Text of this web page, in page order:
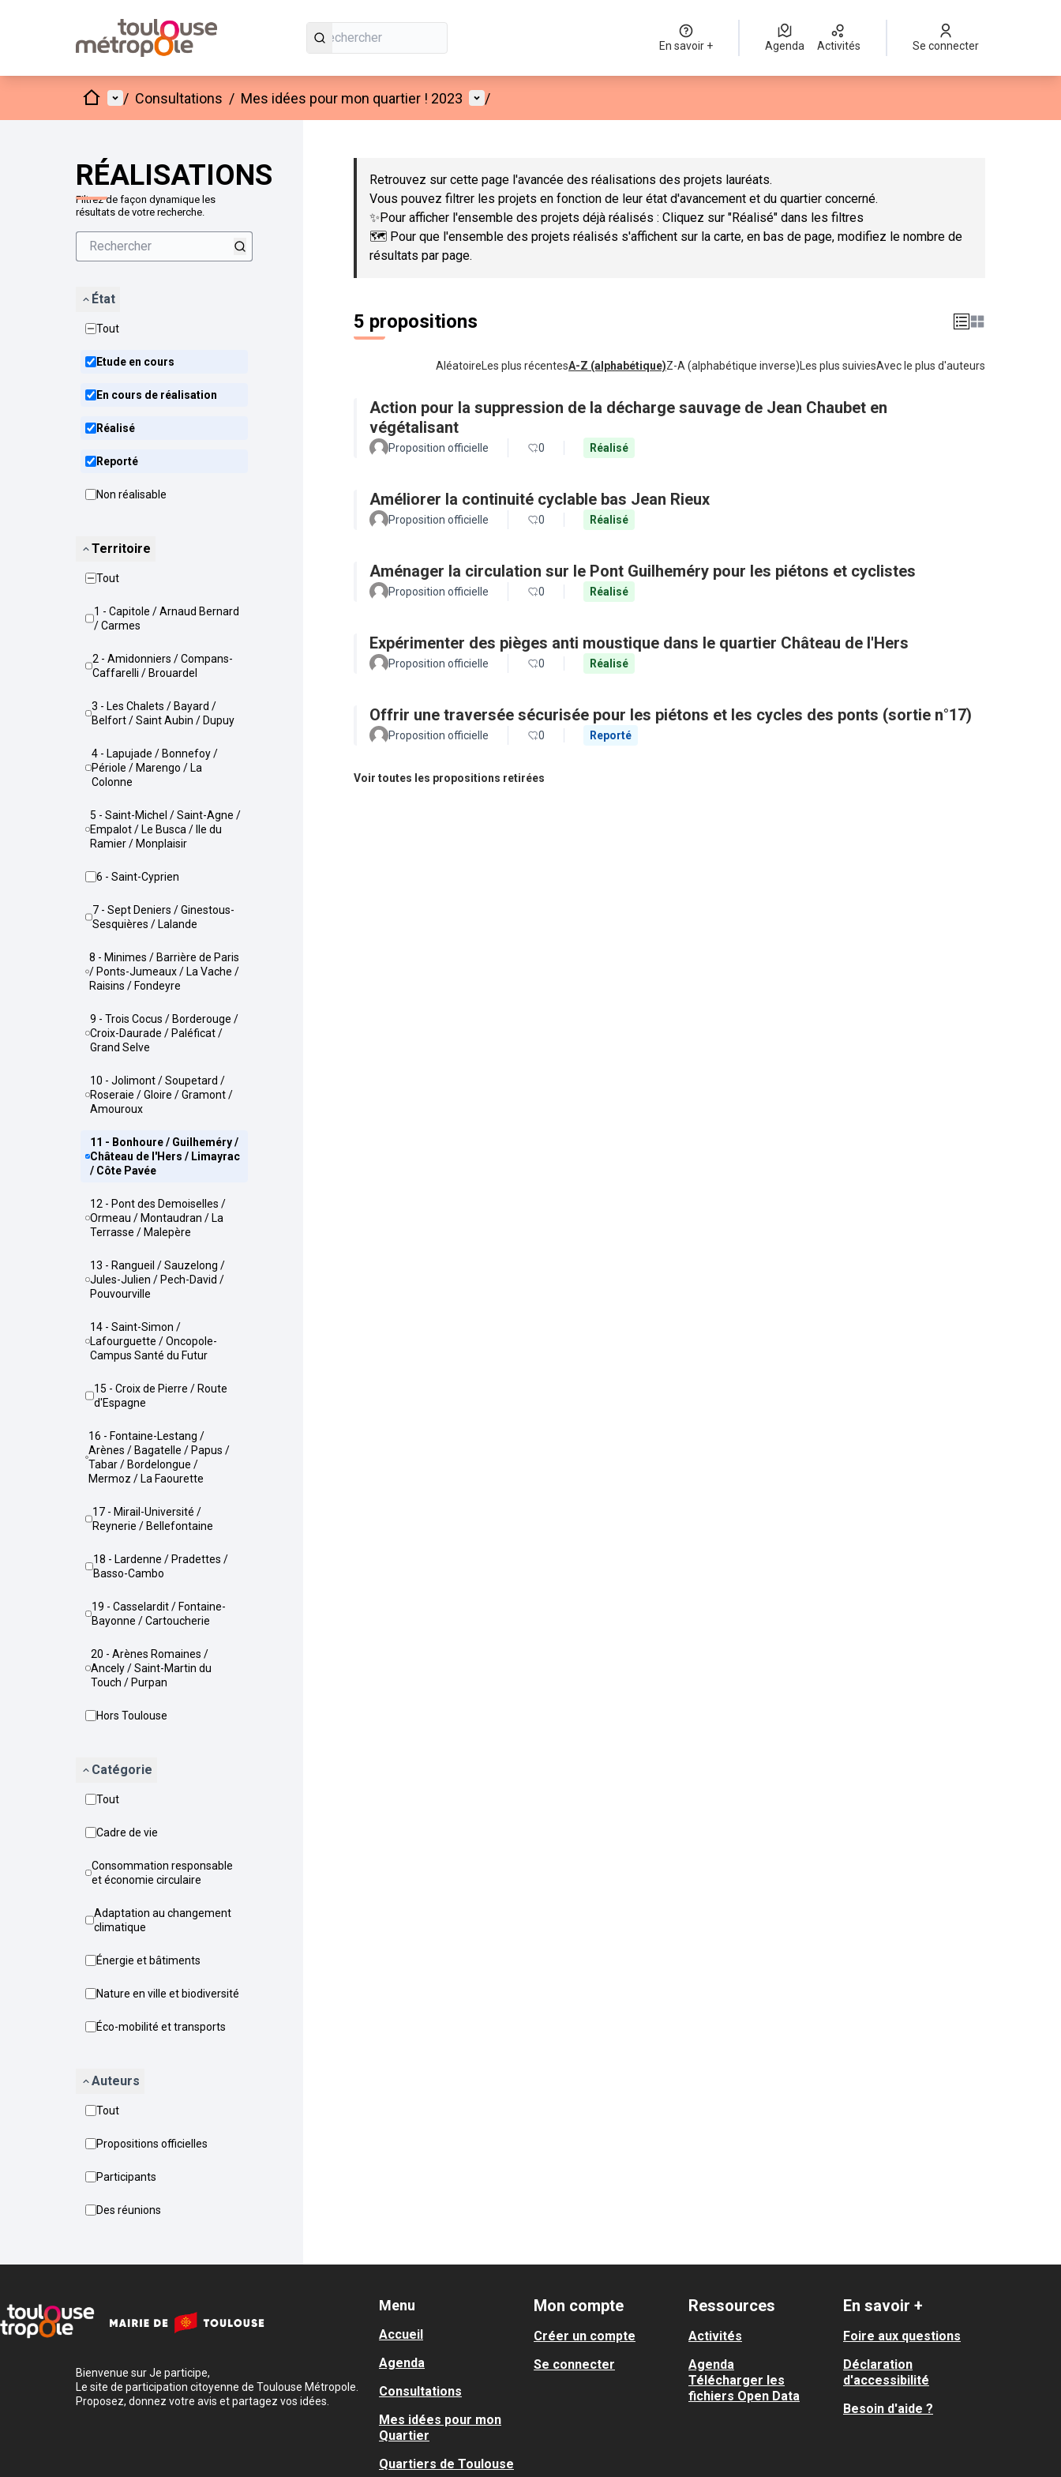
En savoir + Agenda Activités Se connecter
AccueilMenu principal
/ Consultations / Mes idées pour mon quartier ! 2023 Menu utilisateur
/
RÉALISATIONS
Filtrez de façon dynamique les
résultats de votre recherche.
État
Tout
Etude en cours
En cours de réalisation
Réalisé
Reporté
Non réalisable
Territoire
Tout
1 - Capitole / Arnaud Bernard
/ Carmes
2 - Amidonniers / Compans-
Caffarelli / Brouardel
3 - Les Chalets / Bayard /
Belfort / Saint Aubin / Dupuy
4 - Lapujade / Bonnefoy /
Périole / Marengo / La
Colonne
5 - Saint-Michel / Saint-Agne /
Empalot / Le Busca / Ile du
Ramier / Monplaisir
6 - Saint-Cyprien
7 - Sept Deniers / Ginestous-
Sesquières / Lalande
8 - Minimes / Barrière de Paris
/ Ponts-Jumeaux / La Vache /
Raisins / Fondeyre
9 - Trois Cocus / Borderouge /
Croix-Daurade / Paléficat /
Grand Selve
10 - Jolimont / Soupetard /
Roseraie / Gloire / Gramont /
Amouroux
11 - Bonhoure / Guilheméry /
Château de l'Hers / Limayrac
/ Côte Pavée
12 - Pont des Demoiselles /
Ormeau / Montaudran / La
Terrasse / Malepère
13 - Rangueil / Sauzelong /
Jules-Julien / Pech-David /
Pouvourville
14 - Saint-Simon /
Lafourguette / Oncopole-
Campus Santé du Futur
15 - Croix de Pierre / Route
d'Espagne
16 - Fontaine-Lestang /
Arènes / Bagatelle / Papus /
Tabar / Bordelongue /
Mermoz / La Faourette
17 - Mirail-Université /
Reynerie / Bellefontaine
18 - Lardenne / Pradettes /
Basso-Cambo
19 - Casselardit / Fontaine-
Bayonne / Cartoucherie
20 - Arènes Romaines /
Ancely / Saint-Martin du
Touch / Purpan
Hors Toulouse
Catégorie
Tout
Cadre de vie
Consommation responsable
et économie circulaire
Adaptation au changement
climatique
Énergie et bâtiments
Nature en ville et biodiversité
Éco-mobilité et transports
Auteurs
Tout
Propositions officielles
Participants
Des réunions
Passer la carte
Retrouvez sur cette page l'avancée des réalisations des projets lauréats.
Vous pouvez filtrer les projets en fonction de leur état d'avancement et du quartier concerné.
✨Pour afficher l'ensemble des projets déjà réalisés : Cliquez sur "Réalisé" dans les filtres
🗺️ Pour que l'ensemble des projets réalisés s'affichent sur la carte, en bas de page, modifiez le nombre de
résultats par page.
5 propositions
Aléatoire Les plus récentesA-Z (alphabétique)Z-A (alphabétique inverse) Les plus suiviesAvec le plus d'auteurs
Action pour la suppression de la décharge sauvage de Jean Chaubet en
végétalisant
Proposition officielle 0 Réalisé
Améliorer la continuité cyclable bas Jean Rieux
Proposition officielle 0 Réalisé
Aménager la circulation sur le Pont Guilheméry pour les piétons et cyclistes
Proposition officielle 0 Réalisé
Expérimenter des pièges anti moustique dans le quartier Château de l'Hers
Proposition officielle 0 Réalisé
Offrir une traversée sécurisée pour les piétons et les cycles des ponts (sortie n°17)
Proposition officielle 0 Reporté
Voir toutes les propositions retirées
Bienvenue sur Je participe,
Le site de participation citoyenne de Toulouse Métropole.
Proposez, donnez votre avis et partagez vos idées.
Menu
Accueil
Agenda
Consultations
Mes idées pour mon
Quartier
Quartiers de Toulouse
Mon compte
Créer un compte
Se connecter
Ressources
Activités
Agenda
Télécharger les
fichiers Open Data
En savoir +
Foire aux questions
Déclaration
d'accessibilité
Besoin d'aide ?